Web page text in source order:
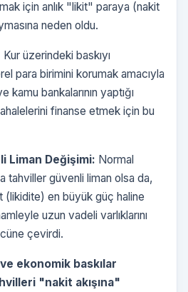
için anlık "likit" paraya (nakit
neden oldu.
Kur üzerindeki baskıyı
para birimini korumak amacıyla
kamu bankalarının yaptığı
finanse etmek için bu
Liman Değişimi: Normal
tahviller güvenli liman olsa da,
(likidite) en büyük güç haline
uzun vadeli varlıklarını
çevirdi.
ekonomik baskılar
"nakit akışına"